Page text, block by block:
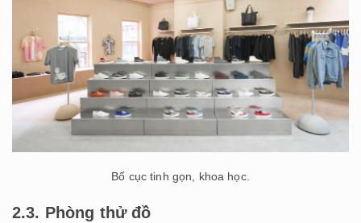
Bố cục tinh gọn, khoa học.
2.3. Phòng thử đồ